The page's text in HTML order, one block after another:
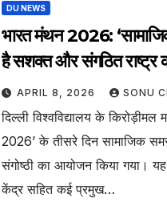
DU NEWS
भारत मंथन 2026:
है सशक्त और संगठित राष्ट्र
APRIL 8, 2026 SONU
दिल्ली विश्वविद्यालय के किरोड़ीमल
2026’ के तीसरे दिन सामाजिक
संगोष्ठी का आयोजन किया गया।
केंद्र सहित कई प्रमुख…